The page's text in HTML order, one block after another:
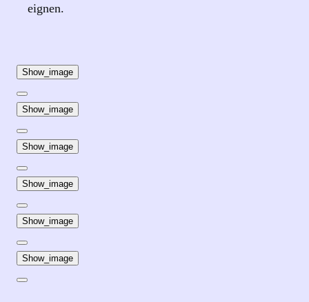
eignen.
Show_image
Show_image
Show_image
Show_image
Show_image
Show_image